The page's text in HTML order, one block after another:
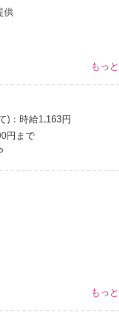
供
せん!!
オシャレも自由です!!
フが多く、
待ちしてます♪
もっ
)：時給1,163円
円まで
もっ